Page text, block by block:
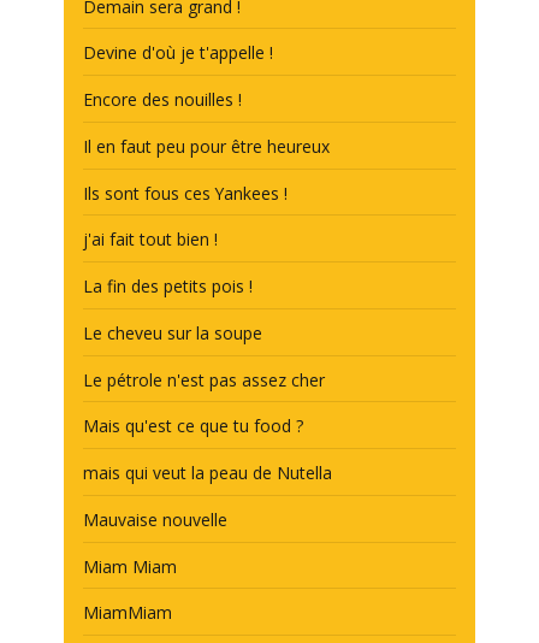
Demain sera grand !
Devine d'où je t'appelle !
Encore des nouilles !
Il en faut peu pour être heureux
Ils sont fous ces Yankees !
j'ai fait tout bien !
La fin des petits pois !
Le cheveu sur la soupe
Le pétrole n'est pas assez cher
Mais qu'est ce que tu food ?
mais qui veut la peau de Nutella
Mauvaise nouvelle
Miam Miam
MiamMiam